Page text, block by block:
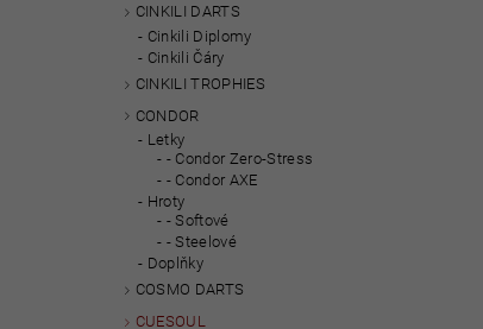
CINKILI DARTS
Cinkili Diplomy
Cinkili Čáry
CINKILI TROPHIES
CONDOR
Letky
- Condor Zero-Stress
- Condor AXE
Hroty
- Softové
- Steelové
Doplňky
COSMO DARTS
CUESOUL